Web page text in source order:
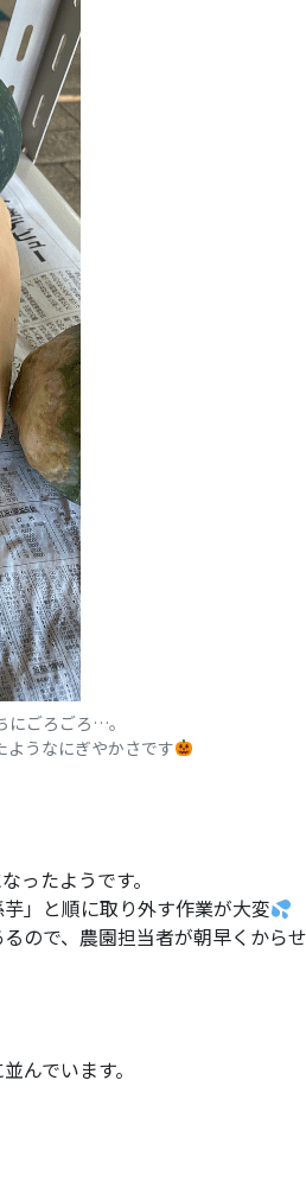
にごろごろ…。
ようなにぎやかさです
ったようです。
」と順に取り外す作業が大変
ので、農園担当者が朝早くから
んでいます。